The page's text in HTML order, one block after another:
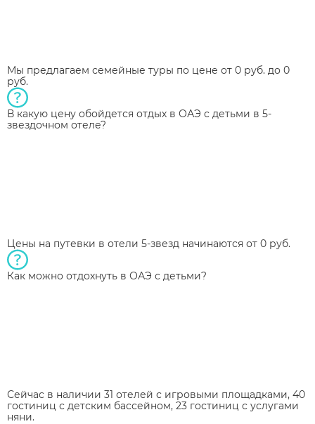
Мы предлагаем семейные туры по цене от 0 руб. до 0
руб.
В какую цену обойдется отдых в ОАЭ с детьми в 5-
звездочном отеле?
Цены на путевки в отели 5-звезд начинаются от 0 руб.
Как можно отдохнуть в ОАЭ с детьми?
Сейчас в наличии 31 отелей с игровыми площадками, 40
гостиниц с детским бассейном, 23 гостиниц с услугами
няни.